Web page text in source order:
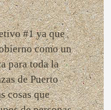
#1 ya que
como un
para toda la
de Puerto
cosas que